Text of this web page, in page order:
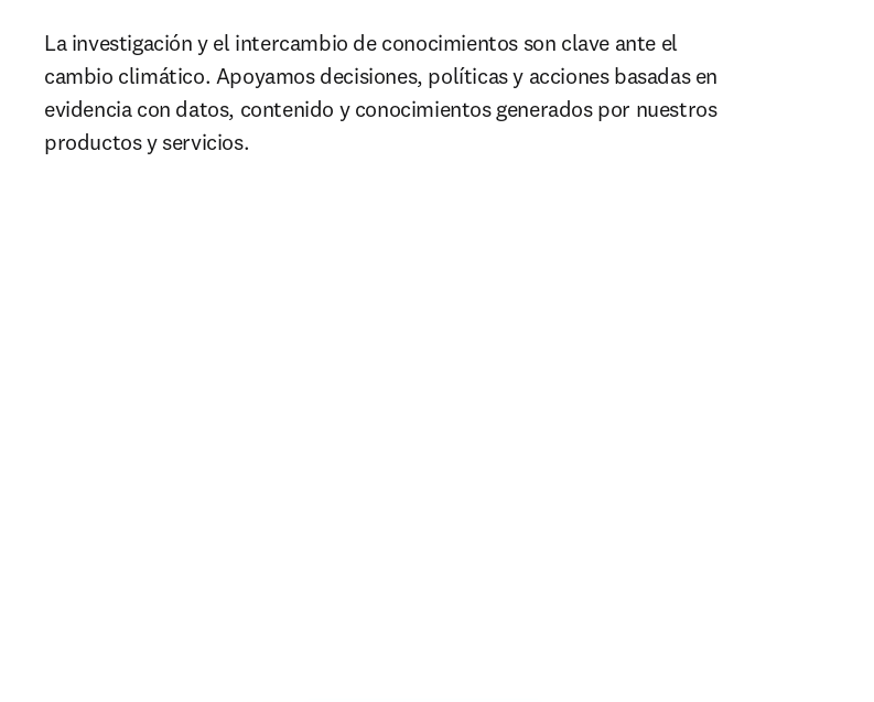
La investigación y el intercambio de conocimientos son clave ante el
cambio climático. Apoyamos decisiones, políticas y acciones basadas en
evidencia con datos, contenido y conocimientos generados por nuestros
productos y servicios.